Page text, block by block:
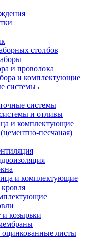
столбов
и проволока
и комплектующие
системы
системы
и отливы
и комплектующие
песчаная)
и комплектующие
козырьки
листы